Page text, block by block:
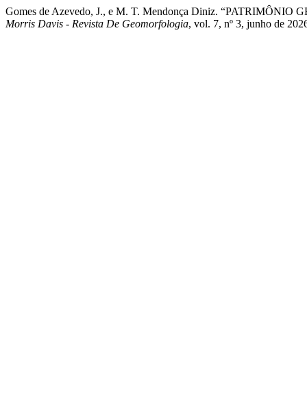
Gomes de Azevedo, J., e M. T. Mendonça Diniz.
Morris Davis - Revista De Geomorfologia, vol. 7, nº 3, junho de